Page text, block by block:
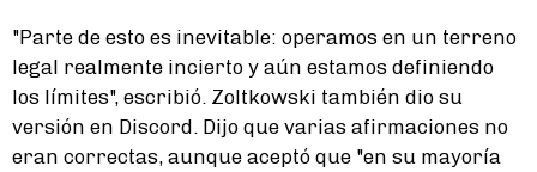
"Parte de esto es inevitable: operamos en un terreno
legal realmente incierto y aún estamos definiendo
los límites", escribió. Zoltkowski también dio su
versión en Discord. Dijo que varias afirmaciones no
eran correctas, aunque aceptó que "en su mayoría